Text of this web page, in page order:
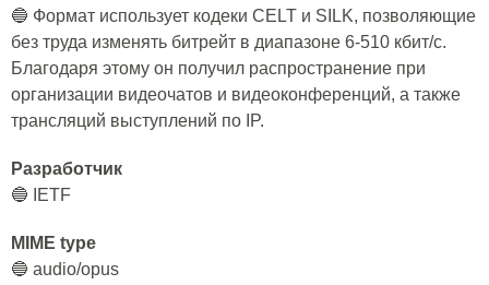
🔵 Формат использует кодеки CELT и SILK, позволяющие
без труда изменять битрейт в диапазоне 6-510 кбит/с.
Благодаря этому он получил распространение при
организации видеочатов и видеоконференций, а также
трансляций выступлений по IP.
Разработчик
🔵 IETF
MIME type
🔵 audio/opus